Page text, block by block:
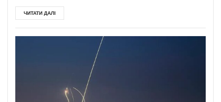
ЧИТАТИ ДАЛІ